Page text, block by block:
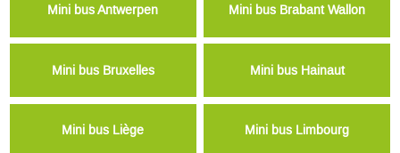
Mini bus Antwerpen Mini bus Brabant Wallon
Mini bus Bruxelles Mini bus Hainaut
Mini bus Liège Mini bus Limbourg